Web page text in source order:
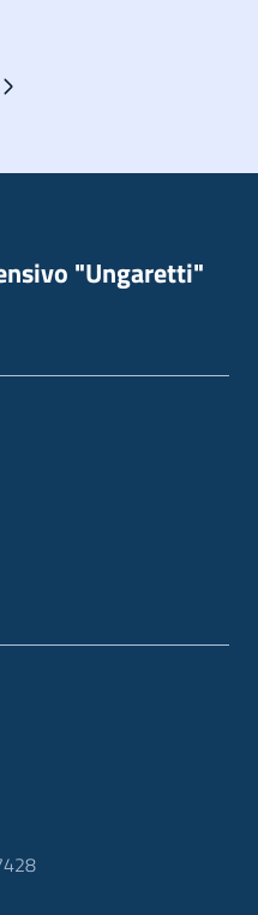
"Ungaretti"